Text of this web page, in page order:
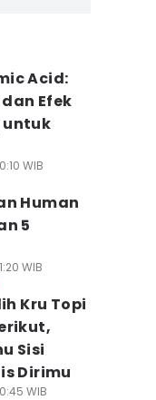
Acid:
Efek
untuk
WIB
Human
5
WIB
Kru Topi
Sisi
Dirimu
WIB